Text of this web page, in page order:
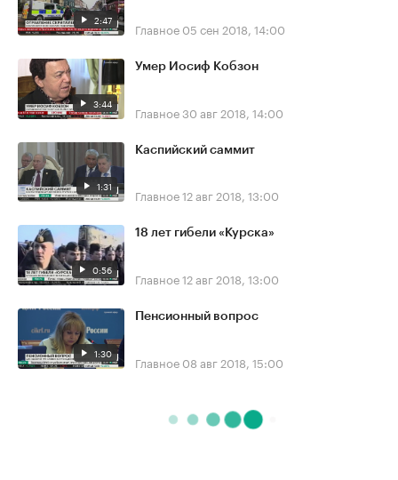
2:47 Главное 05 сен 2018, 14:00
3:44
Умер Иосиф Кобзон
Главное30 авг 2018, 14:00
1:31
Каспийский саммит
Главное12 авг 2018, 13:00
0:56
18 лет гибели «Курска»
Главное12 авг 2018, 13:00
1:30
Пенсионный вопрос
Главное 08 авг 2018, 15:00